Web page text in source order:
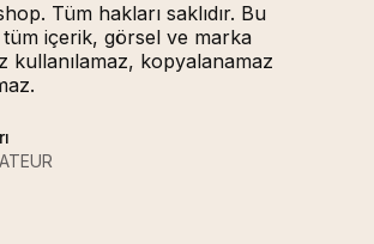
Tüm hakları saklıdır. Bu
içerik, görsel ve marka
kullanılamaz, kopyalanamaz